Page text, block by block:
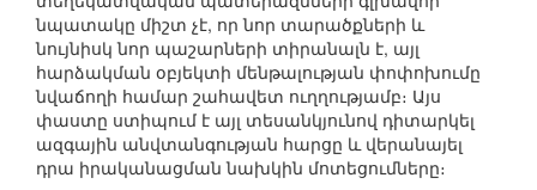
նպատակը միշտ չէ, որ նոր տարածքների և
նույնիսկ նոր պաշարների տիրանալն է, այլ
հարձակման օբյեկտի մենթալության փոփոխումը
նվաճողի համար շահավետ ուղղությամբ։ Այս
փաստը ստիպում է այլ տեսանկյունով դիտարկել
ազգային անվտանգության հարցը և վերանայել
դրա իրականացման նախկին մոտեցումները։